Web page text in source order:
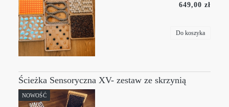
649,00 zł
Do koszyka
Ścieżka Sensoryczna XV- zestaw ze skrzynią
NOWOŚĆ